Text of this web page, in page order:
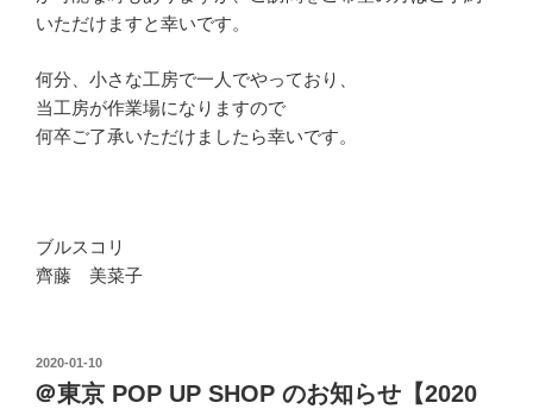
いただけますと幸いです。
何分、小さな工房で一人でやっており、
当工房が作業場になりますので
何卒ご了承いただけましたら幸いです。
ブルスコリ
齊藤 美菜子
2020-01-10
＠東京 POP UP SHOP のお知らせ【2020